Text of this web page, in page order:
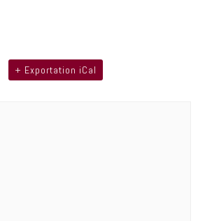
+ Exportation iCal